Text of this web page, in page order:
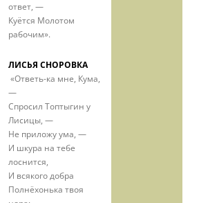
ответ, —
Куётся Молотом
рабочим».
ЛИСЬЯ СНОРОВКА
«Ответь-ка мне, Кума,
—
Спросил Топтыгин у
Лисицы, —
Не приложу ума, —
И шкура на тебе
лоснится,
И всякого добра
Полнёхонька твоя